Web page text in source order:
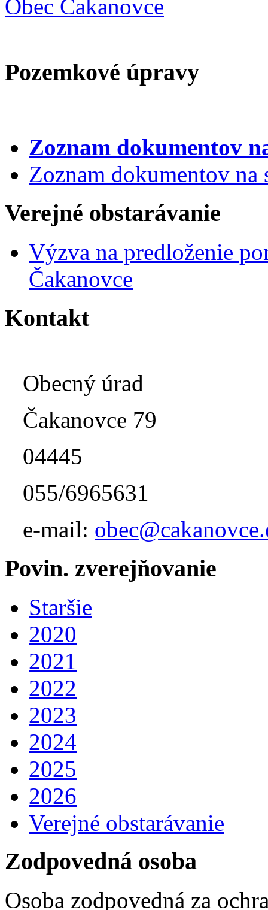
Obec Čakanovce
Pozemkové úpravy
Zoznam dokumentov
Zoznam dokumentov
Verejné obstarávanie
Výzva na predloženie
Čakanovce
Kontakt
Obecný úrad
Čakanovce 79
04445
055/6965631
e-mail:
Povin. zverejňovanie
Staršie
2020
2021
2022
2023
2024
2025
2026
Verejné obstarávanie
Zodpovedná osoba
Osoba zodpovedná za